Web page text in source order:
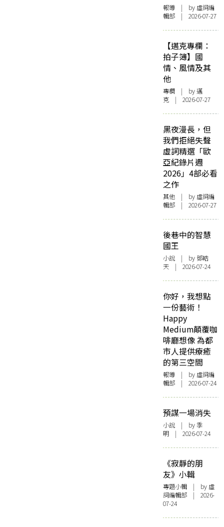
報導 | by 虛詞編
輯部 | 2026-07-27
【邁克專欄：
拍子簿】國
情、風情及其
他
專欄 | by邁
克 | 2026-07-27
黑夜漫長，但
我們拒絕失聲
虛詞精選「歐
亞紀錄片週
2026」4部必看
之作
其他 | by 虛詞編
輯部 | 2026-07-27
後巷中的智慧
國王
小說 | by 鄧皓
天 | 2026-07-24
你好，我想點
一份藝術！
Happy
Medium顛覆咖
啡廳想像 為都
市人提供療癒
的第三空間
報導 | by 虛詞編
輯部 | 2026-07-24
預謀一場消失
小說 | by 季
明 | 2026-07-24
《寂靜的朋
友》小輯
專題小輯 | by 虛
詞編輯部 | 2026-
07-24